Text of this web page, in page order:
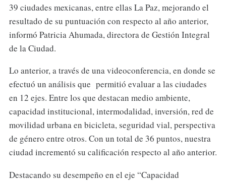
39 ciudades mexicanas, entre ellas La Paz, mejorando el
resultado de su puntuación con respecto al año anterior,
informó Patricia Ahumada, directora de Gestión Integral
de la Ciudad.
Lo anterior, a través de una videoconferencia, en donde se
efectuó un análisis que permitió evaluar a las ciudades
en 12 ejes. Entre los que destacan medio ambiente,
capacidad institucional, intermodalidad, inversión, red de
movilidad urbana en bicicleta, seguridad vial, perspectiva
de género entre otros. Con un total de 36 puntos, nuestra
ciudad incrementó su calificación respecto al año anterior.
Destacando su desempeño en el eje “Capacidad